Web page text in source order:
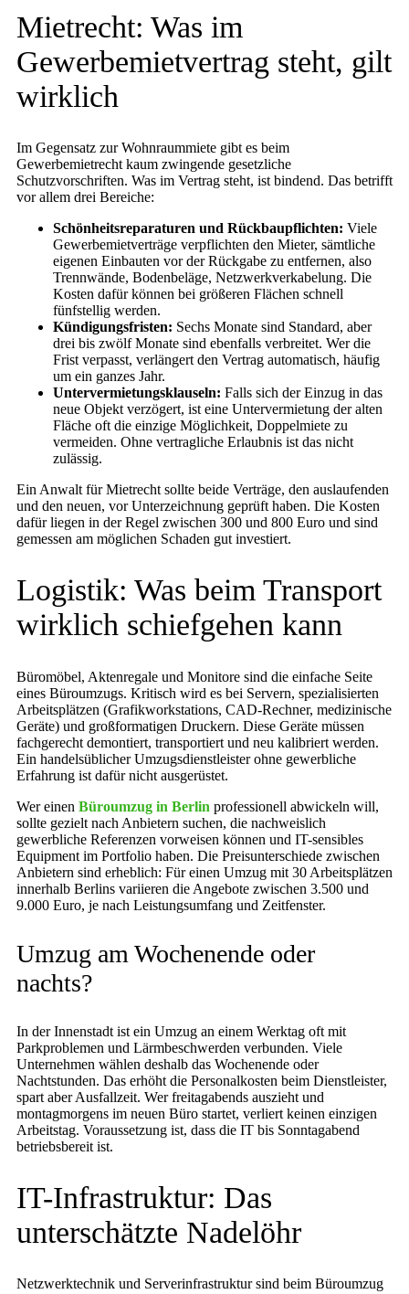
Mietrecht: Was im
Gewerbemietvertrag steht, gilt
wirklich
Im Gegensatz zur Wohnraummiete gibt es beim
Gewerbemietrecht kaum zwingende gesetzliche
Schutzvorschriften. Was im Vertrag steht, ist bindend. Das betrifft
vor allem drei Bereiche:
Schönheitsreparaturen und Rückbaupflichten: Viele
Gewerbemietverträge verpflichten den Mieter, sämtliche
eigenen Einbauten vor der Rückgabe zu entfernen, also
Trennwände, Bodenbeläge, Netzwerkverkabelung. Die
Kosten dafür können bei größeren Flächen schnell
fünfstellig werden.
Kündigungsfristen: Sechs Monate sind Standard, aber
drei bis zwölf Monate sind ebenfalls verbreitet. Wer die
Frist verpasst, verlängert den Vertrag automatisch, häufig
um ein ganzes Jahr.
Untervermietungsklauseln: Falls sich der Einzug in das
neue Objekt verzögert, ist eine Untervermietung der alten
Fläche oft die einzige Möglichkeit, Doppelmiete zu
vermeiden. Ohne vertragliche Erlaubnis ist das nicht
zulässig.
Ein Anwalt für Mietrecht sollte beide Verträge, den auslaufenden
und den neuen, vor Unterzeichnung geprüft haben. Die Kosten
dafür liegen in der Regel zwischen 300 und 800 Euro und sind
gemessen am möglichen Schaden gut investiert.
Logistik: Was beim Transport
wirklich schiefgehen kann
Büromöbel, Aktenregale und Monitore sind die einfache Seite
eines Büroumzugs. Kritisch wird es bei Servern, spezialisierten
Arbeitsplätzen (Grafikworkstations, CAD-Rechner, medizinische
Geräte) und großformatigen Druckern. Diese Geräte müssen
fachgerecht demontiert, transportiert und neu kalibriert werden.
Ein handelsüblicher Umzugsdienstleister ohne gewerbliche
Erfahrung ist dafür nicht ausgerüstet.
Wer einen Büroumzug in Berlin professionell abwickeln will,
sollte gezielt nach Anbietern suchen, die nachweislich
gewerbliche Referenzen vorweisen können und IT-sensibles
Equipment im Portfolio haben. Die Preisunterschiede zwischen
Anbietern sind erheblich: Für einen Umzug mit 30 Arbeitsplätzen
innerhalb Berlins variieren die Angebote zwischen 3.500 und
9.000 Euro, je nach Leistungsumfang und Zeitfenster.
Umzug am Wochenende oder
nachts?
In der Innenstadt ist ein Umzug an einem Werktag oft mit
Parkproblemen und Lärmbeschwerden verbunden. Viele
Unternehmen wählen deshalb das Wochenende oder
Nachtstunden. Das erhöht die Personalkosten beim Dienstleister,
spart aber Ausfallzeit. Wer freitagabends auszieht und
montagmorgens im neuen Büro startet, verliert keinen einzigen
Arbeitstag. Voraussetzung ist, dass die IT bis Sonntagabend
betriebsbereit ist.
IT-Infrastruktur: Das
unterschätzte Nadelöhr
Netzwerktechnik und Serverinfrastruktur sind beim Büroumzug